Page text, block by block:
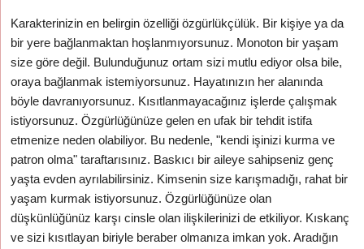
Karakterinizin en belirgin özelliği özgürlükçülük. Bir kişiye ya da
bir yere bağlanmaktan hoşlanmıyorsunuz. Monoton bir yaşam
size göre değil. Bulunduğunuz ortam sizi mutlu ediyor olsa bile,
oraya bağlanmak istemiyorsunuz. Hayatınızın her alanında
böyle davranıyorsunuz. Kısıtlanmayacağınız işlerde çalışmak
istiyorsunuz. Özgürlüğünüze gelen en ufak bir tehdit istifa
etmenize neden olabiliyor. Bu nedenle, "kendi işinizi kurma ve
patron olma" taraftarısınız. Baskıcı bir aileye sahipseniz genç
yaşta evden ayrılabilirsiniz. Kimsenin size karışmadığı, rahat bir
yaşam kurmak istiyorsunuz. Özgürlüğünüze olan
düşkünlüğünüz karşı cinsle olan ilişkilerinizi de etkiliyor. Kıskanç
ve sizi kısıtlayan biriyle beraber olmanıza imkan yok. Aradığın